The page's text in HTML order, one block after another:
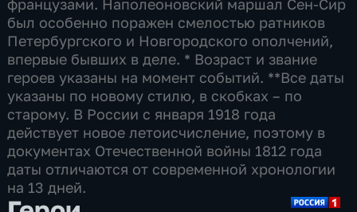
французами. Наполеоновский маршал Сен-Сир
был особенно поражен смелостью ратников
Петербургского и Новгородского ополчений,
впервые бывших в деле. * Возраст и звание
героев указаны на момент событий. **Все даты
указаны по новому стилю, в скобках – по
старому. В России с января 1918 года
действует новое летоисчисление, поэтому в
документах Отечественной войны 1812 года
даты отличаются от современной хронологии
на 13 дней.